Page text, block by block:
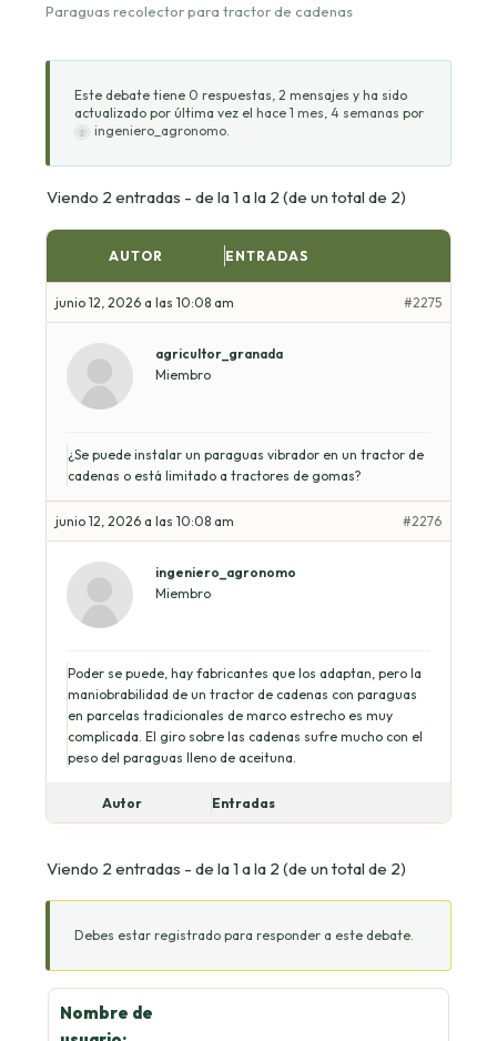
Paraguas recolector para tractor de cadenas
Este debate tiene 0 respuestas, 2 mensajes y ha sido
actualizado por última vez el hace 1 mes, 4 semanas por
ingeniero_agronomo
Viendo 2 entradas - de la 1 a la 2 (de un total de 2)
AUTOR ENTRADAS
junio 12, 2026 a las 10:08 am #2275
agricultor_granada
Miembro
¿Se puede instalar un paraguas vibrador en un tractor de
cadenas o está limitado a tractores de gomas?
junio 12, 2026 a las 10:08 am #2276
ingeniero_agronomo
Miembro
Poder se puede, hay fabricantes que los adaptan, pero la
maniobrabilidad de un tractor de cadenas con paraguas
en parcelas tradicionales de marco estrecho es muy
complicada. El giro sobre las cadenas sufre mucho con el
peso del paraguas lleno de aceituna.
Autor Entradas
Viendo 2 entradas - de la 1 a la 2 (de un total de 2)
Debes estar registrado para responder a este debate.
Nombre de